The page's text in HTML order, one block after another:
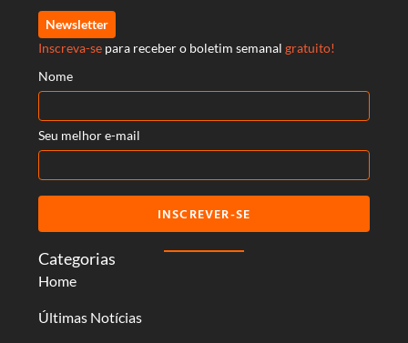
Categorias
Home
Últimas Notícias
Newsletter
Inscreva-se para receber o boletim semanal gratuito!
Nome
Seu melhor e-mail
INSCREVER-SE